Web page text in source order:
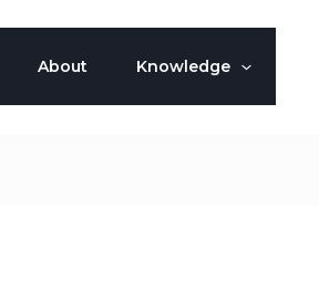
About Knowledge